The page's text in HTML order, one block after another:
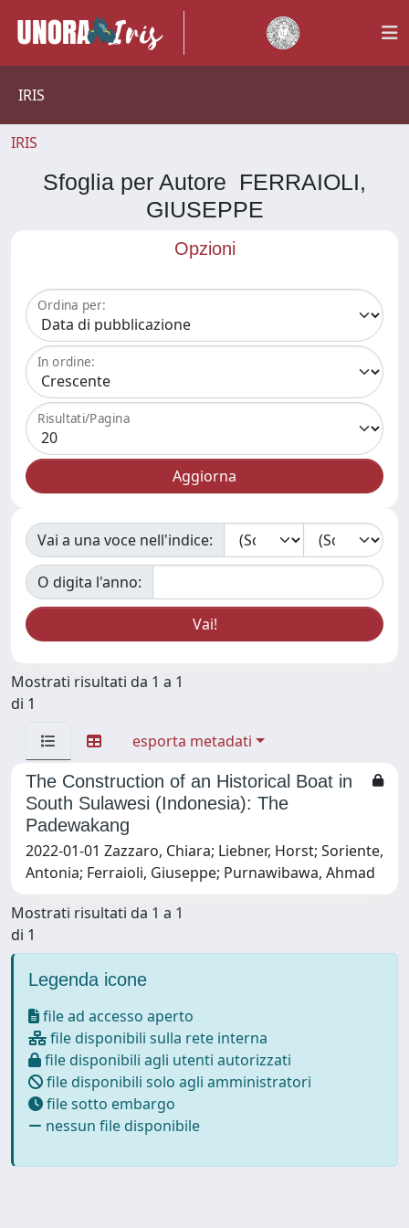
IRIS
IRIS
Sfoglia per Autore FERRAIOLI,
GIUSEPPE
Opzioni
Ordina per:
In ordine:
Risultati/Pagina
Vai a una voce nell'indice:
O digita l'anno:
Mostrati risultati da 1 a 1
di 1
esporta metadati
The Construction of an Historical Boat in
South Sulawesi (Indonesia): The
Padewakang
2022-01-01 Zazzaro, Chiara; Liebner, Horst; Soriente,
Antonia; Ferraioli, Giuseppe; Purnawibawa, Ahmad
Mostrati risultati da 1 a 1
di 1
Legenda icone
file ad accesso aperto
file disponibili sulla rete interna
file disponibili agli utenti autorizzati
file disponibili solo agli amministratori
file sotto embargo
nessun file disponibile